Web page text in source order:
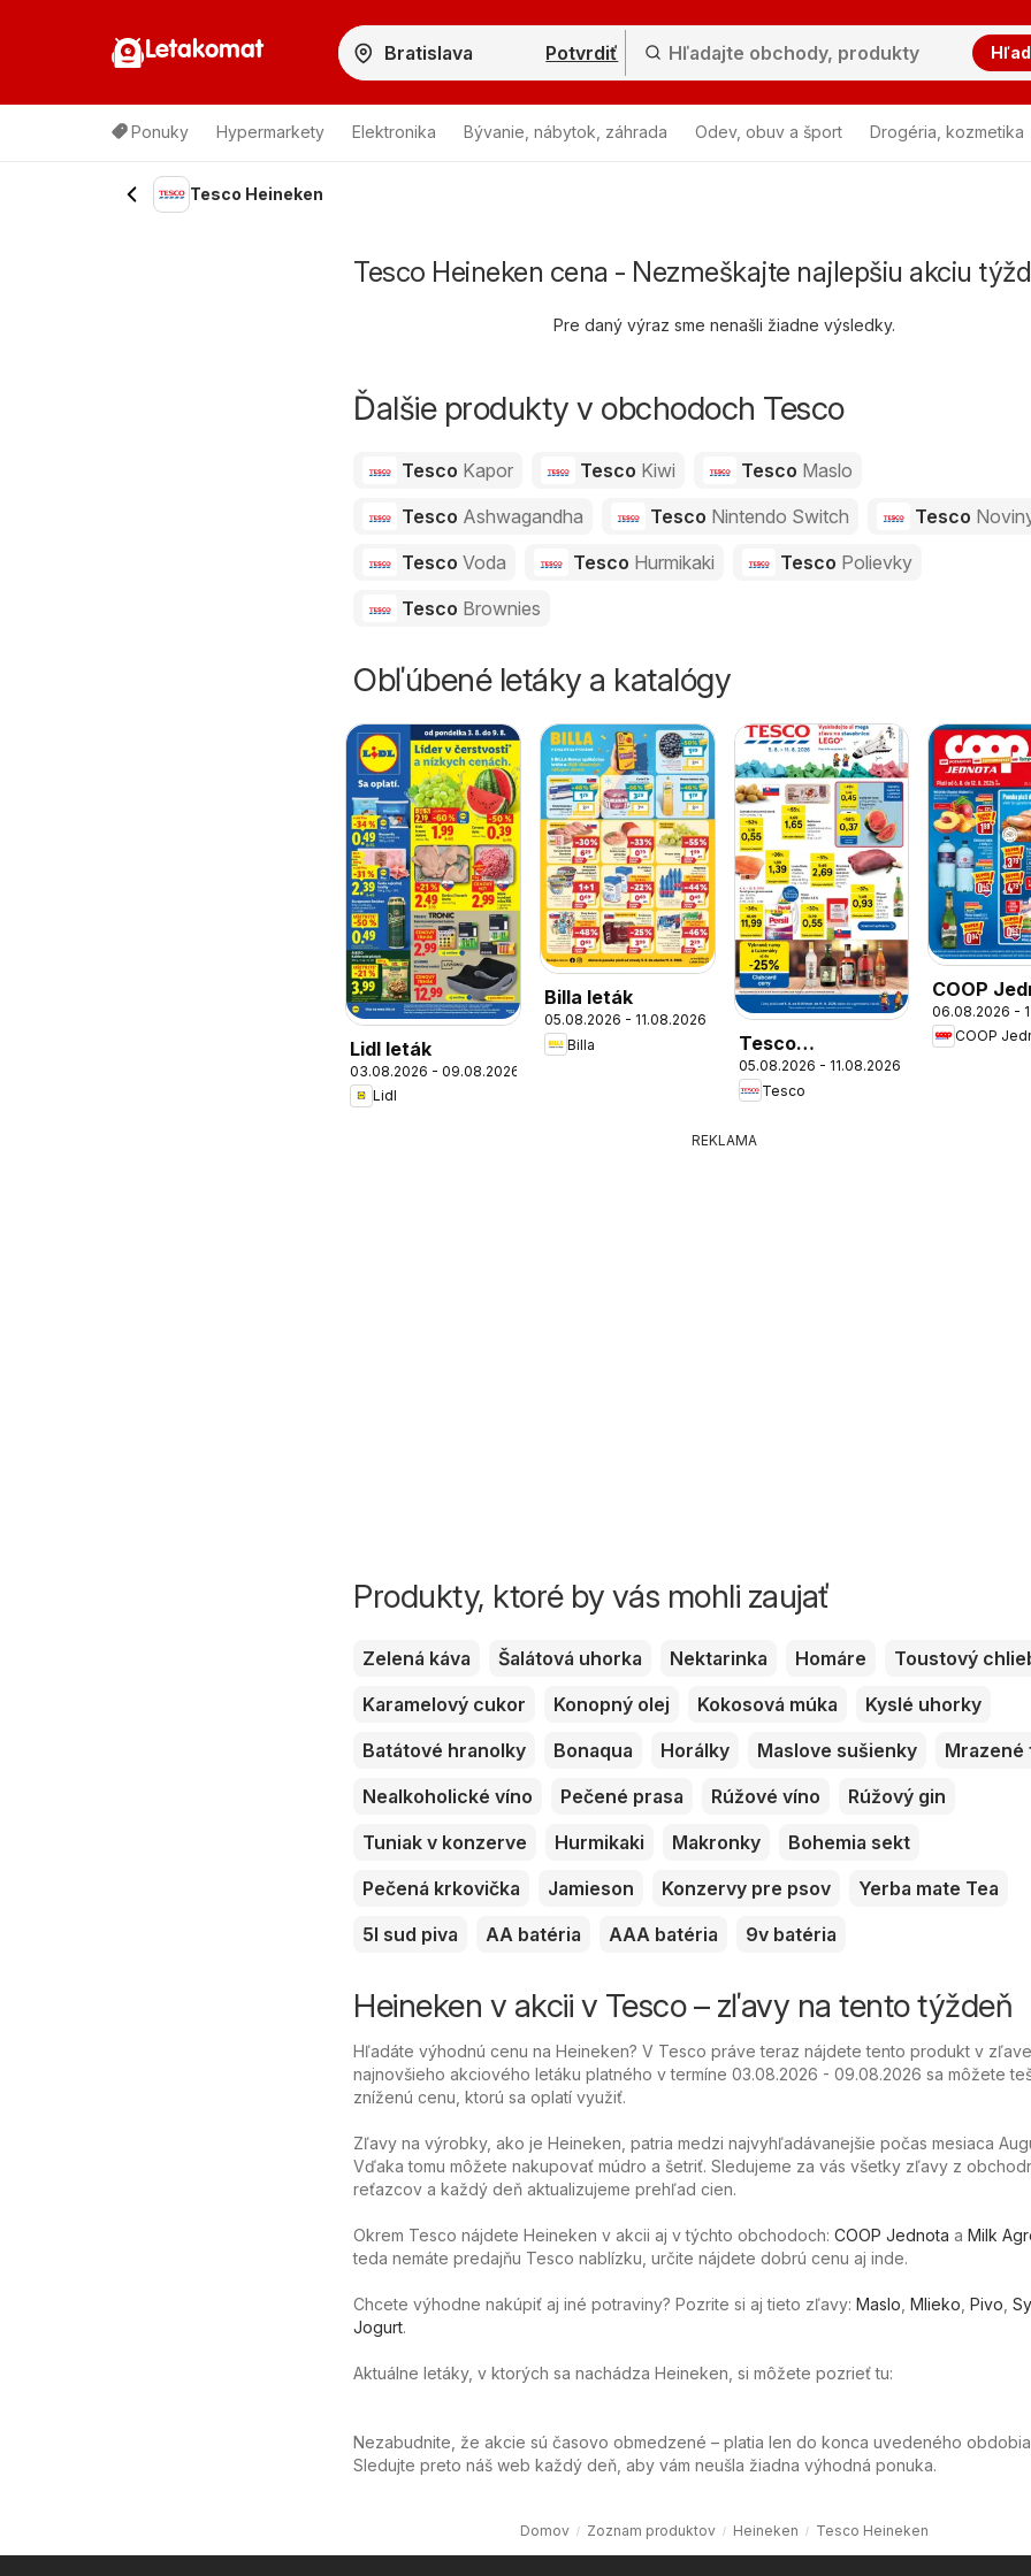
Letakomat Potvrdiť
Ponuky Hypermarkety Elektronika Bývanie, nábytok, záhrada Odev, obuv a šport Drogéria, kozmetika
Tesco Heineken
Tesco Heineken cena - Nezmeškajte najlepšiu akciu
Pre daný výraz sme nenašli žiadne výsledky.
Ďalšie produkty v obchodoch Tesco
Tesco Kapor Tesco Kiwi Tesco Maslo
Tesco Ashwagandha Tesco Nintendo Switch Tesco
Tesco Voda Tesco Hurmikaki Tesco Polievky
Tesco Brownies
Obľúbené letáky a katalógy
Lidl leták
03.08.2026 - 09.08.2026
Lidl
Billa leták
05.08.2026 - 11.08.2026
Billa
Tesco
Hypermarket -
leták
05.08.2026 - 11.08.2026
Tesco
COOP
leták
06.08.2026 -
COOP
REKLAMA
Produkty, ktoré by vás mohli zaujať
Zelená káva Šalátová uhorka Nektarinka Homáre
Toustový
Karamelový cukor
Konopný olej Kokosová múka
Kyslé uhorky
Batátové hranolky
Bonaqua Horálky Maslove sušienky
Mrazené
Nealkoholické víno
Pečené prasa Rúžové víno
Rúžový gin
Tuniak v konzerve
Hurmikaki Makronky
Bohemia sekt
Pečená krkovička
Jamieson Konzervy pre psov
Yerba mate Tea
5l sud piva
AA batéria AAA batéria 9v batéria
Heineken v akcii v Tesco – zľavy na tento týždeň
Hľadáte výhodnú cenu na Heineken? V Tesco práve teraz nájdete tento produkt v
najnovšieho akciového letáku platného v termíne 03.08.2026 - 09.08.2026 sa môžete
zníženú cenu, ktorú sa oplatí využiť.
Zľavy na výrobky, ako je Heineken, patria medzi najvyhľadávanejšie počas mesiaca
Vďaka tomu môžete nakupovať múdro a šetriť. Sledujeme za vás všetky zľavy z
reťazcov a každý deň aktualizujeme prehľad cien.
Okrem Tesco nájdete Heineken v akcii aj v týchto obchodoch: COOP Jednota a Milk
teda nemáte predajňu Tesco nablízku, určite nájdete dobrú cenu aj inde.
Chcete výhodne nakúpiť aj iné potraviny? Pozrite si aj tieto zľavy: Maslo Mlieko Pivo
Jogurt.
Aktuálne letáky, v ktorých sa nachádza Heineken, si môžete pozrieť tu:
Nezabudnite, že akcie sú časovo obmedzené – platia len do konca uvedeného
Sledujte preto náš web každý deň, aby vám neušla žiadna výhodná ponuka.
Domov Zoznam produktov Heineken Tesco Heineken